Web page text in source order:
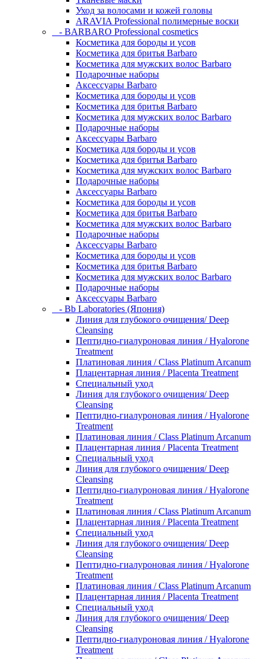
Уход за волосами и кожей головы
ARAVIA Professional полимерные воски
- BARBARO Professional cosmetics
Косметика для бороды и усов
Косметика для бритья Barbaro
Косметика для мужских волос Barbaro
Подарочные наборы
Аксессуары Barbaro
Косметика для бороды и усов
Косметика для бритья Barbaro
Косметика для мужских волос Barbaro
Подарочные наборы
Аксессуары Barbaro
Косметика для бороды и усов
Косметика для бритья Barbaro
Косметика для мужских волос Barbaro
Подарочные наборы
Аксессуары Barbaro
Косметика для бороды и усов
Косметика для бритья Barbaro
Косметика для мужских волос Barbaro
Подарочные наборы
Аксессуары Barbaro
Косметика для бороды и усов
Косметика для бритья Barbaro
Косметика для мужских волос Barbaro
Подарочные наборы
Аксессуары Barbaro
- Bb Laboratories (Япония)
Линия для глубокого очищения/ Deep
Cleansing
Пептидно-гиалуроновая линия / Hyalorone
Treatment
Платиновая линия / Class Platinum Arcanum
Плацентарная линия / Placenta Treatment
Специальный уход
Линия для глубокого очищения/ Deep
Cleansing
Пептидно-гиалуроновая линия / Hyalorone
Treatment
Платиновая линия / Class Platinum Arcanum
Плацентарная линия / Placenta Treatment
Специальный уход
Линия для глубокого очищения/ Deep
Cleansing
Пептидно-гиалуроновая линия / Hyalorone
Treatment
Платиновая линия / Class Platinum Arcanum
Плацентарная линия / Placenta Treatment
Специальный уход
Линия для глубокого очищения/ Deep
Cleansing
Пептидно-гиалуроновая линия / Hyalorone
Treatment
Платиновая линия / Class Platinum Arcanum
Плацентарная линия / Placenta Treatment
Специальный уход
Линия для глубокого очищения/ Deep
Cleansing
Пептидно-гиалуроновая линия / Hyalorone
Treatment